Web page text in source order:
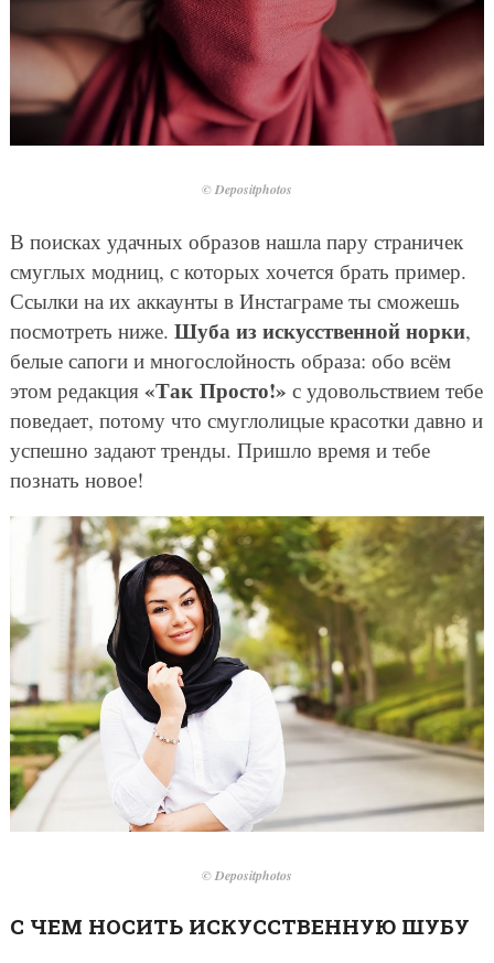
© Depositphotos
В поисках удачных образов нашла пару страничек
смуглых модниц, с которых хочется брать пример.
Ссылки на их аккаунты в Инстаграме ты сможешь
посмотреть ниже. Шуба из искусственной норки,
белые сапоги и многослойность образа: обо всём
этом редакция «Так Просто!» с удовольствием тебе
поведает, потому что смуглолицые красотки давно и
успешно задают тренды. Пришло время и тебе
познать новое!
© Depositphotos
С ЧЕМ НОСИТЬ ИСКУССТВЕННУЮ ШУБУ